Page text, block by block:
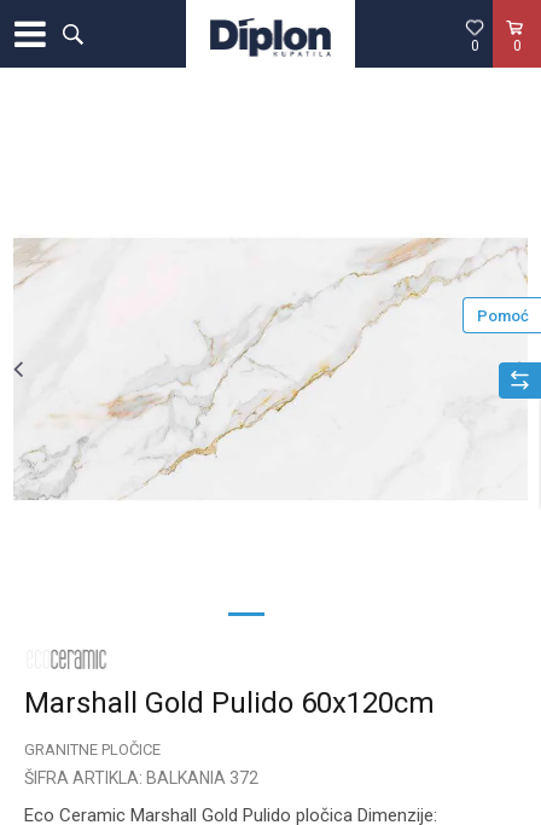
0
0
1
Marshall Gold Pulido 60x120cm
GRANITNE PLOČICE
ŠIFRA ARTIKLA: BALKANIA 372
Eco Ceramic Marshall Gold Pulido pločica Dimenzije:
Pomoć